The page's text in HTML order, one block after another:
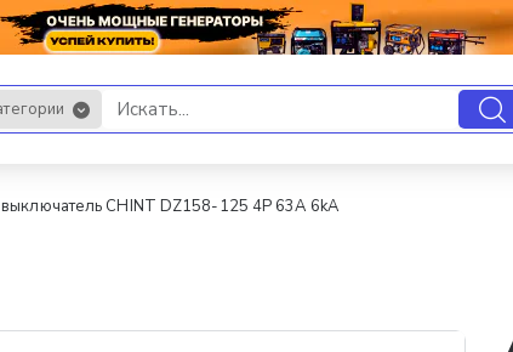
выключатель CHINT DZ158-125 4P 63A 6kA